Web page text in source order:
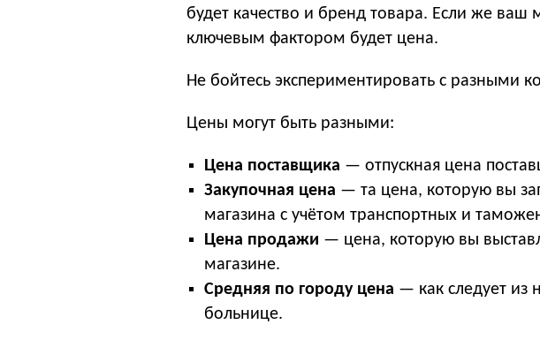
будет качество и бренд товара. Если же
ключевым фактором будет цена.
Не бойтесь экспериментировать с разными
Цены могут быть разными:
Цена поставщика — отпускная цена
Закупочная цена — та цена, которую вы
магазина с учётом транспортных и
Цена продажи — цена, которую вы
магазине.
Средняя по городу цена — как следует из
больнице.